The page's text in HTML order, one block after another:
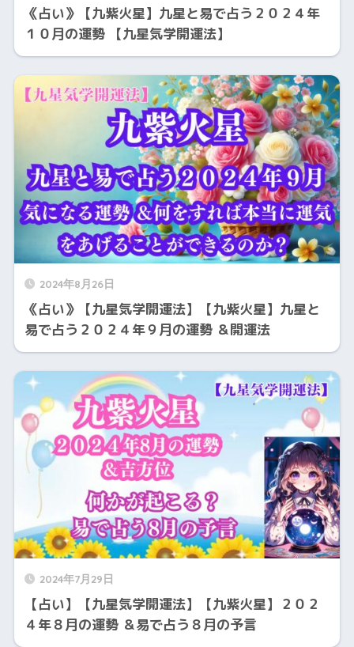
《占い》【九紫火星】九星と易で占う２０２４年
１０月の運勢 【九星気学開運法】
2024年8月26日
《占い》【九星気学開運法】【九紫火星】九星と
易で占う２０２４年９月の運勢 ＆開運法
2024年7月29日
【占い】【九星気学開運法】【九紫火星】２０２
４年８月の運勢 ＆易で占う８月の予言